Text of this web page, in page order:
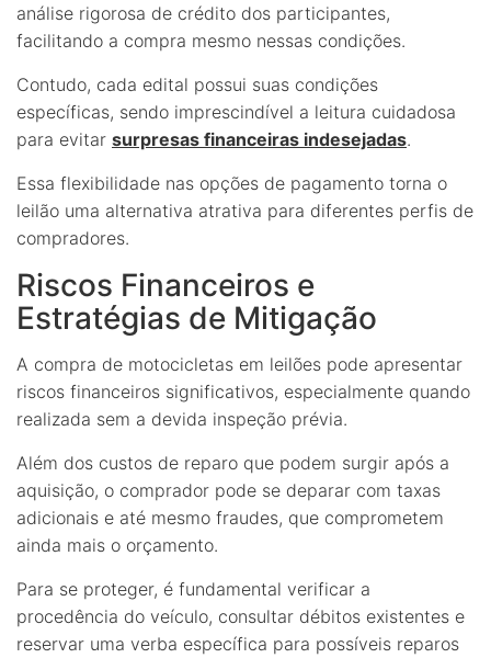
análise rigorosa de crédito dos participantes,
facilitando a compra mesmo nessas condições.
Contudo, cada edital possui suas condições
específicas, sendo imprescindível a leitura cuidadosa
para evitar surpresas financeiras indesejadas.
Essa flexibilidade nas opções de pagamento torna o
leilão uma alternativa atrativa para diferentes perfis de
compradores.
Riscos Financeiros e
Estratégias de Mitigação
A compra de motocicletas em leilões pode apresentar
riscos financeiros significativos, especialmente quando
realizada sem a devida inspeção prévia.
Além dos custos de reparo que podem surgir após a
aquisição, o comprador pode se deparar com taxas
adicionais e até mesmo fraudes, que comprometem
ainda mais o orçamento.
Para se proteger, é fundamental verificar a
procedência do veículo, consultar débitos existentes e
reservar uma verba específica para possíveis reparos